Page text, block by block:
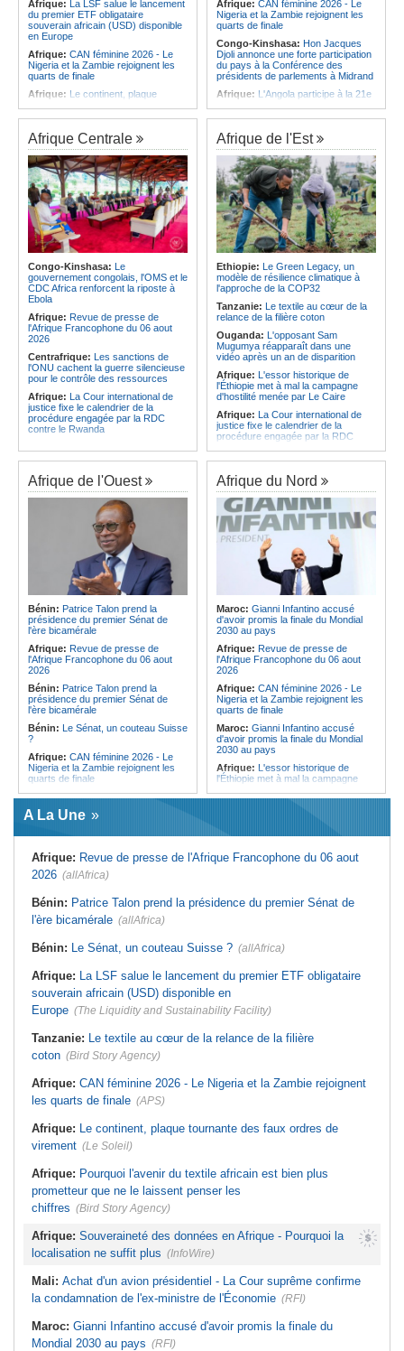
Afrique:
La LSF salue le lancement
du premier ETF obligataire
souverain africain (USD) disponible
en Europe
Afrique: CAN féminine 2026 - Le
Nigeria et la Zambie rejoignent les
quarts de finale
Afrique: Le continent, plaque
Afrique:Pourquoi l'avenir du textile
africain est bien plus prometteur que
ne le laissent penser les chiffres
Afrique:L'essor historique de
l'Éthiopie met à mal la campagne
d'hostilité menée par Le Caire
Afrique:La Cour international de
justice fixe le calendrier de la
procédure engagée par la RDC
contre le Rwanda
Afrique:Ligue des Champions de la
CAF - L'Espérance exemptée au
premier tour, le Club Africain hérite
du Djoliba AC
Afrique: Un consortium européen
développe un modèle de production
novateur pour les ingrédients
opportunité pour le pays
Afrique: CAN féminine 2026 - Le
Nigeria et la Zambie rejoignent les
quarts de finale
Congo-Kinshasa: Hon Jacques
Djoli annonce une forte participation
du pays à la Conférence des
présidents de parlements à Midrand
Afrique: L'Angola participe à la 21e
Afrique:CAN féminine - La Côte
d'Ivoire affrontera l'Algérie et le
Maroc fera face à l'Afrique du Sud
en quarts
Afrique: Revue de presse de
l'Afrique francophone du 05 août
2026
Afrique:L'Angola et l'UA préparent
le sommet sur la prévention et la
résolution des conflits
Angola:Le paiement échelonné
des services touristiques démarre
ce jeudi
Angola:Jiu-jitsu - Le pays
décroche une troisième médaille à
Afrique Centrale
Congo-Kinshasa: Le
gouvernement congolais, l'OMS et le
CDC Africa renforcent la riposte à
Ebola
Afrique: Revue de presse de
l'Afrique Francophone du 06 aout
2026
Centrafrique: Les sanctions de
l'ONU cachent la guerre silencieuse
pour le contrôle des ressources
Afrique: La Cour international de
justice fixe le calendrier de la
procédure engagée par la RDC
contre le Rwanda
Congo-Kinshasa:Plan stratégique
triennal 2026-2028 - L'IGF place la
digitalisation au coeur des réformes
Congo-Kinshasa:RDC - Félix
Tshisekedi place le CEFOCK au
coeur de bataille de l'appropriation
du Génocost !
Congo-Kinshasa: Matadi - Le
Kongo Central lance la campagne
de sensibilisation au deuxième
Recensement général de la
population et de l'habitat
Congo-Kinshasa: Le VPM Shabani
remet aux organisations politiques la
directive ministérielle de l'année
politique 2026
Congo-Kinshasa:Gratien de
Saint-Nicolas Iracan - « Je ne
soutiendrai jamais un dialogue
destiné au partage du pouvoir ou à
la légitimation des groupes armés »
Afrique de l'Est
Ethiopie: Le Green Legacy, un
modèle de résilience climatique à
l'approche de la COP32
Tanzanie: Le textile au cœur de la
relance de la filière coton
Ouganda: L'opposant Sam
Mugumya réapparaît dans une
vidéo après un an de disparition
Afrique: L'essor historique de
l'Éthiopie met à mal la campagne
d'hostilité menée par Le Caire
Afrique: La Cour international de
justice fixe le calendrier de la
procédure engagée par la RDC
Ethiopie:Addis-Abeba - L'église
d'Afrique lance officiellement son
'cheminement' vers la grande
Assemblée de 2028
Afrique de l'Est: Le pari du régime
érythréen - Pousser le Tigray vers
une zone tampon dans le cadre
d'une nouvelle guerre par
procuration
Ethiopie:Le Premier ministre Abiy
inaugure le nouveau terminal de
l'aéroport international de Bahir Dar
Afrique:La Croix-Rouge
éthiopienne appelle à une
mobilisation accrue des ressources
locales en Afrique
Afrique de l'Est:
les moyens, entraver la coopération
équitable par tous les moyens
Afrique de l'Ouest
Bénin: Patrice Talon prend la
présidence du premier Sénat de
l'ère bicamérale
Afrique: Revue de presse de
l'Afrique Francophone du 06 aout
2026
Bénin: Patrice Talon prend la
présidence du premier Sénat de
l'ère bicamérale
Bénin: Le Sénat, un couteau Suisse
?
Afrique: CAN féminine 2026 - Le
Nigeria et la Zambie rejoignent les
quarts de finale
Afrique:Le continent, plaque
tournante des faux ordres de
virement
Mali:Achat d'un avion présidentiel -
condamnation de l'ex-ministre de
l'Économie
France la restitution du crâne de
Bokar Biro et de trois de ses
proches
premier président
l'environnement - La Roots Wild
Foundation distinguée au Grand Prix
Nelson Mandela
Afrique du Nord
Maroc: Gianni Infantino accusé
d'avoir promis la finale du Mondial
2030 au pays
Afrique: Revue de presse de
l'Afrique Francophone du 06 aout
2026
Afrique: CAN féminine 2026 - Le
Nigeria et la Zambie rejoignent les
quarts de finale
Maroc: Gianni Infantino accusé
d'avoir promis la finale du Mondial
2030 au pays
Afrique: L'essor historique de
l'Éthiopie met à mal la campagne
blessés dans un grave accident de
calcinée à Moknine après le
rétablissement du courant
premier tour, le Club Africain hérite
Tunisie:Crise sanitaire au pays -
incontrôlable d'Ebola
A La Une
Afrique: Revue de presse de l'Afrique Francophone du 06 aout
2026 (allAfrica)
Bénin: Patrice Talon prend la présidence du premier Sénat de
l'ère bicamérale (allAfrica)
Bénin: Le Sénat, un couteau Suisse ? (allAfrica)
Afrique: La LSF salue le lancement du premier ETF obligataire
souverain africain (USD) disponible en
Europe (The Liquidity and Sustainability Facility)
Tanzanie: Le textile au cœur de la relance de la filière
coton (Bird Story Agency)
Afrique: CAN féminine 2026 - Le Nigeria et la Zambie rejoignent
les quarts de finale (APS)
Afrique: Le continent, plaque tournante des faux ordres de
virement (Le Soleil)
Afrique: Pourquoi l'avenir du textile africain est bien plus
prometteur que ne le laissent penser les
chiffres (Bird Story Agency)
Afrique: Souveraineté des données en Afrique - Pourquoi la
localisation ne suffit plus (InfoWire)
Mali: Achat d'un avion présidentiel - La Cour suprême confirme
la condamnation de l'ex-ministre de l'Économie (RFI)
Maroc: Gianni Infantino accusé d'avoir promis la finale du
Mondial 2030 au pays (RFI)